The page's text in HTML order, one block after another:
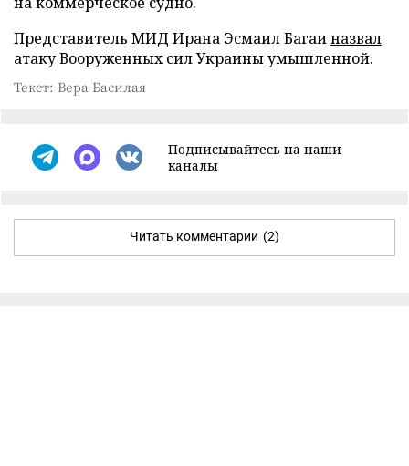
Представитель МИД Ирана Эсмаил Багаиназвал
атаку Вооруженных сил Украины умышленной.
Текст: Вера Басилая
Подписывайтесь на наши
каналы
Читать комментарии (2)